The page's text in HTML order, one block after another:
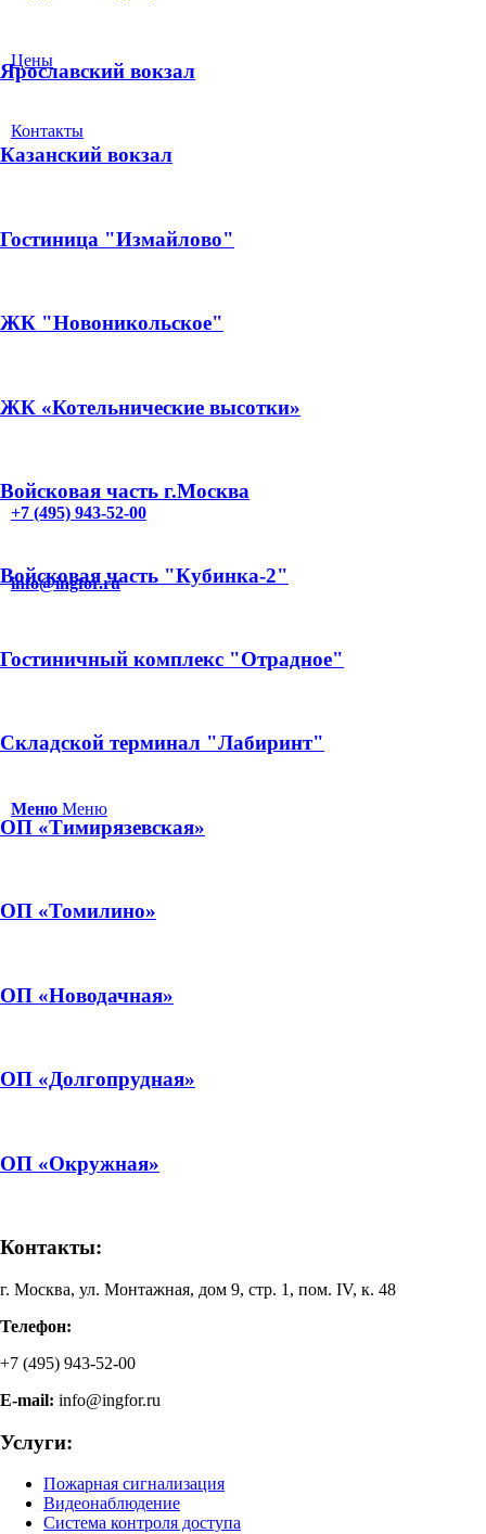
Цены
Контакты
+7 (495) 943-52-00
info@ingfor.ru
Меню Меню
Ярославский вокзал
Казанский вокзал
Гостиница "Измайлово"
ЖК "Новоникольское"
ЖК «Котельнические высотки»
Войсковая часть г.Москва
Войсковая часть "Кубинка-2"
Гостиничный комплекс "Отрадное"
Складской терминал "Лабиринт"
ОП «Тимирязевская»
ОП «Томилино»
ОП «Новодачная»
ОП «Долгопрудная»
ОП «Окружная»
Контакты:
г. Москва, ул. Монтажная, дом 9, стр. 1, пом. IV, к. 48
Телефон:
+7 (495) 943-52-00
E-mail: info@ingfor.ru
Услуги:
Пожарная сигнализация
Видеонаблюдение
Система контроля доступа